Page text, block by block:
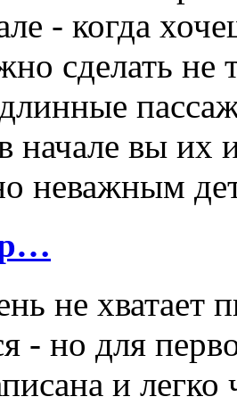
- когда
сделать не
начале вы их
неважным
не хватает
- но для
и легко